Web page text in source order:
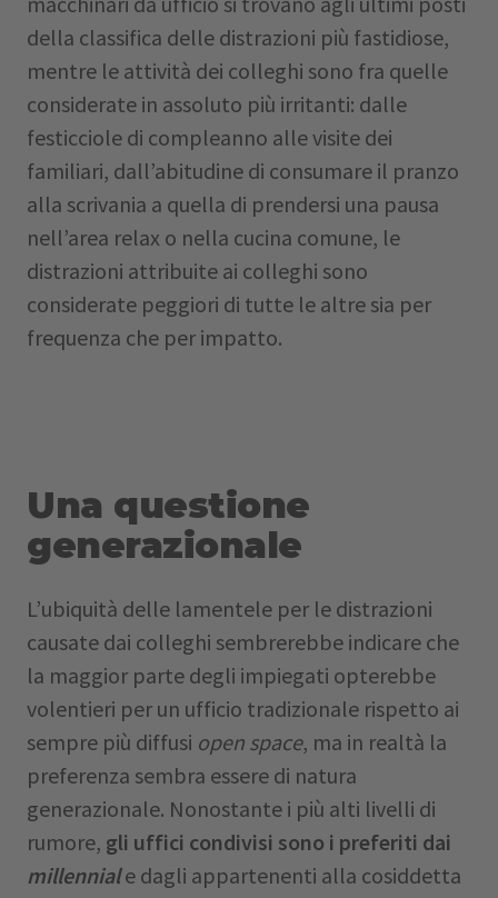
della classifica delle distrazioni più fastidiose,
mentre le attività dei colleghi sono fra quelle
considerate in assoluto più irritanti: dalle
festicciole di compleanno alle visite dei
familiari, dall’abitudine di consumare il pranzo
alla scrivania a quella di prendersi una pausa
nell’area relax o nella cucina comune, le
distrazioni attribuite ai colleghi sono
considerate peggiori di tutte le altre sia per
frequenza che per impatto.
Una questione
generazionale
L’ubiquità delle lamentele per le distrazioni
causate dai colleghi sembrerebbe indicare che
la maggior parte degli impiegati opterebbe
volentieri per un ufficio tradizionale rispetto ai
sempre più diffusi open space, ma in realtà la
preferenza sembra essere di natura
generazionale. Nonostante i più alti livelli di
rumore, gli uffici condivisi sono i preferiti dai
millenniale dagli appartenenti alla cosiddetta